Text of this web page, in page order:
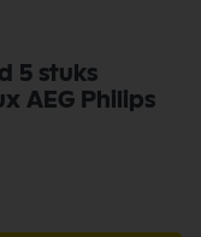
5 stuks
AEG Philips